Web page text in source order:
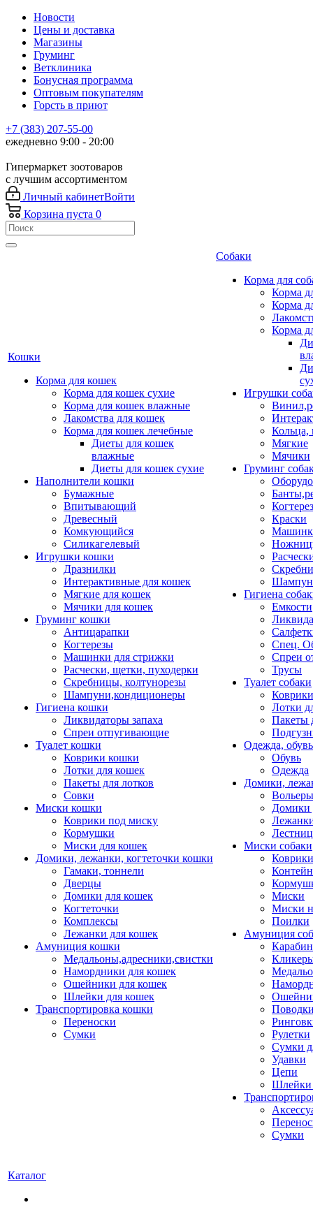
Новости
Цены и доставка
Магазины
Груминг
Ветклиника
Бонусная программа
Оптовым покупателям
Горсть в приют
+7 (383) 207-55-00
ежедневно 9:00 - 20:00
Гипермаркет зоотоваров
с лучшим ассортиментом
Личный кабинетВойти
Корзина пуста 0
Кошки
Корма для кошек
Корма для кошек сухие
Корма для кошек влажные
Лакомства для кошек
Корма для кошек лечебные
Диеты для кошек
влажные
Диеты для кошек сухие
Наполнители кошки
Бумажные
Впитывающий
Древесный
Комкующийся
Силикагелевый
Игрушки кошки
Дразнилки
Интерактивные для кошек
Мягкие для кошек
Мячики для кошек
Груминг кошки
Антицарапки
Когтерезы
Машинки для стрижки
Расчески, щетки, пуходерки
Скребницы, колтунорезы
Шампуни,кондиционеры
Гигиена кошки
Ликвидаторы запаха
Спреи отпугивающие
Туалет кошки
Коврики кошки
Лотки для кошек
Пакеты для лотков
Совки
Миски кошки
Коврики под миску
Кормушки
Миски для кошек
Домики, лежанки, когтеточки кошки
Гамаки, тоннели
Дверцы
Домики для кошек
Когтеточки
Комплексы
Лежанки для кошек
Амуниция кошки
Медальоны,адресники,свистки
Намордники для кошек
Ошейники для кошек
Шлейки для кошек
Транспортировка кошки
Переноски
Сумки
Собаки
Корма для
Корма
Корма
Корма
Игрушки
Кольца,
Мягкие
Мячики
Груминг
Краски
Гигиена
Емкости
Спец.
Спреи
Трусы
Туалет собаки
Коврики
Лотки
Пакеты
Одежда, обувь
Обувь
Одежда
Домики,
Домики
Миски собаки
Миски
Миски
Поилки
Амуниция
Рулетки
Сумки
Удавки
Цепи
Шлейки
Сумки
Каталог